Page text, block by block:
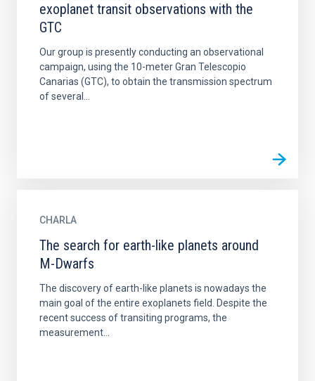
exoplanet transit observations with the
GTC
Our group is presently conducting an observational
campaign, using the 10-meter Gran Telescopio
Canarias (GTC), to obtain the transmission spectrum
of several...
CHARLA
The search for earth-like planets around
M-Dwarfs
The discovery of earth-like planets is nowadays the
main goal of the entire exoplanets field. Despite the
recent success of transiting programs, the
measurement...